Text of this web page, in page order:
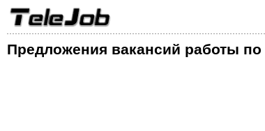
Предложения вакансий работы по